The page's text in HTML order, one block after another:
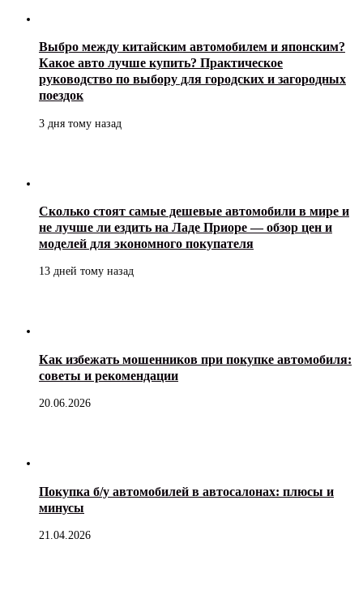
Выбро между китайским автомобилем и японским?
Какое авто лучше купить? Практическое
руководство по выбору для городских и загородных
поездок
3 дня тому назад
Сколько стоят самые дешевые автомобили в мире и
не лучше ли ездить на Ладе Приоре — обзор цен и
моделей для экономного покупателя
13 дней тому назад
Как избежать мошенников при покупке автомобиля:
советы и рекомендации
20.06.2026
Покупка б/у автомобилей в автосалонах: плюсы и
минусы
21.04.2026